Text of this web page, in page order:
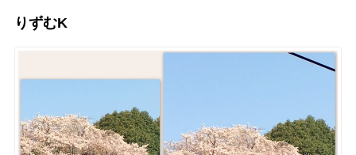
りずむK